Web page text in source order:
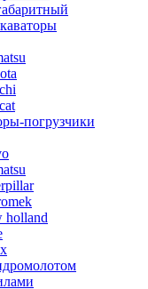
погрузчики
holland